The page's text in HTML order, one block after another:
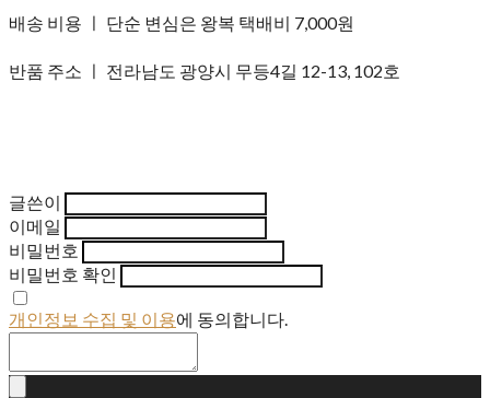
배송 비용 ㅣ 단순 변심은 왕복 택배비 7,000원
반품 주소 ㅣ 전라남도 광양시 무등4길 12-13, 102호
글쓴이
이메일
비밀번호
비밀번호 확인
개인정보 수집 및 이용에 동의합니다.